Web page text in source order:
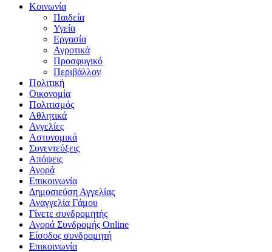
Κοινωνία
Παιδεία
Υγεία
Εργασία
Αγροτικά
Προσφυγικό
Περιβάλλον
Πολιτική
Οικονομία
Πολιτισμός
Αθλητικά
Αγγελίες
Αστυνομικά
Συνεντεύξεις
Απόψεις
Αγορά
Επικοινωνία
Δημοσιεύση Αγγελίας
Αναγγελία Γάμου
Γίνετε συνδρομητής
Αγορά Συνδρομής Online
Είσοδος συνδρομητή
Επικοινωνία